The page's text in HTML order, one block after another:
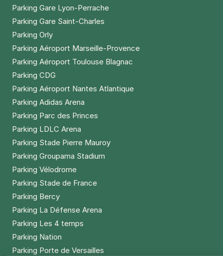
Parking Gare Lyon-Perrache
Parking Gare Saint-Charles
Parking Orly
Parking Aéroport Marseille-Provence
Parking Aéroport Toulouse Blagnac
Parking CDG
Parking Aéroport Nantes Atlantique
Parking Adidas Arena
Parking Parc des Princes
Parking LDLC Arena
Parking Stade Pierre Mauroy
Parking Groupama Stadium
Parking Vélodrome
Parking Stade de France
Parking Bercy
Parking La Défense Arena
Parking Les 4 temps
Parking Nation
Parking Porte de Versailles